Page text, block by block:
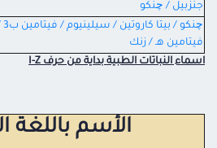
جنزبيل / چنكو
فيتامين هـ / زنك
اسماء النباتات الطبية بداية من حرف I-Z
الأسم باللغة